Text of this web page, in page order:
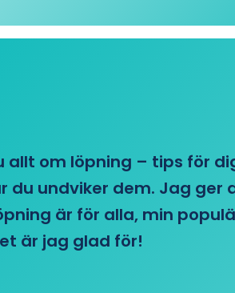
om löpning – tips för
du undviker dem. Jag
är för alla, min
är jag glad för!